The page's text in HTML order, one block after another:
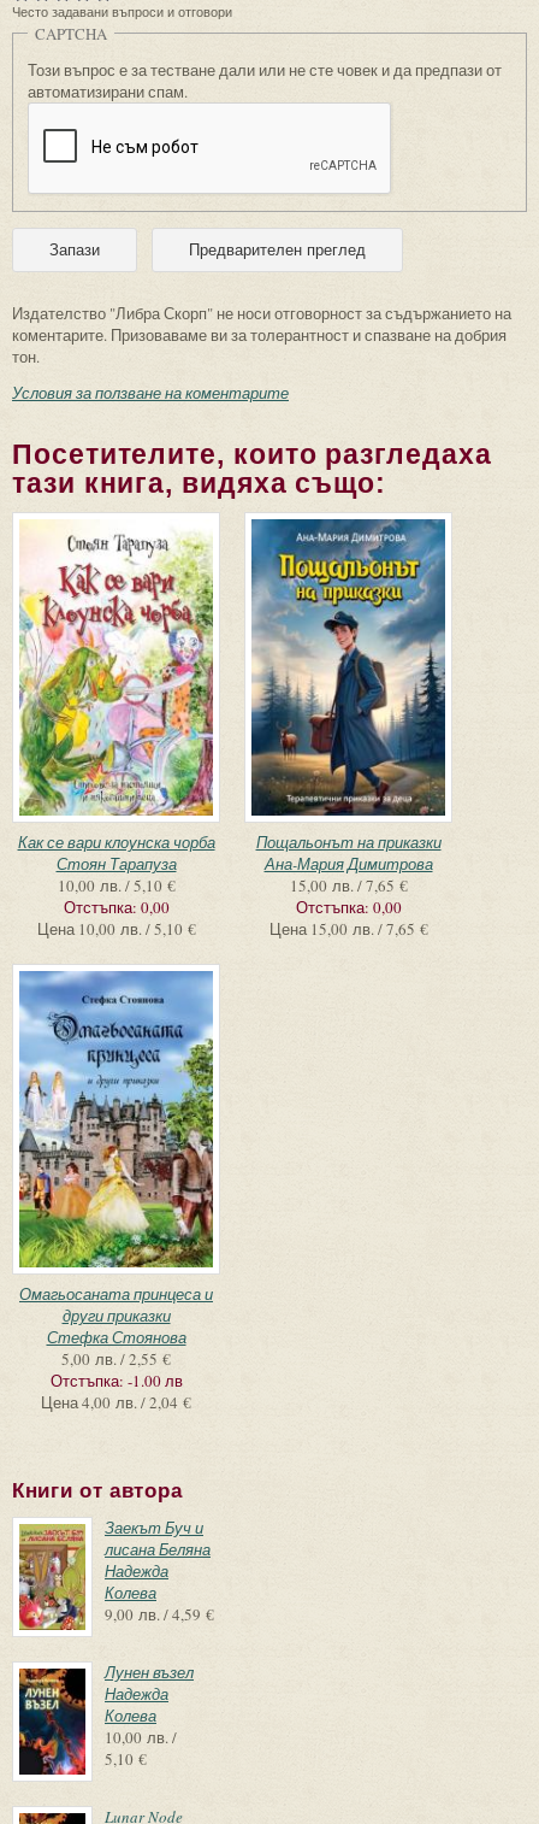
Често задавани въпроси и отговори
CAPTCHA
Този въпрос е за тестване дали или не сте човек и да предпази от
автоматизирани спам.
Издателство "Либра Скорп" не носи отговорност за съдържанието на
коментарите. Призоваваме ви за толерантност и спазване на добрия
тон.
Условия за ползване на коментарите
Посетителите, които разгледаха
тази книга, видяха също:
Как се вари клоунска чорба
Стоян Тарапуза
10,00 лв. / 5,10 €
Отстъпка: 0,00
Цена 10,00 лв. / 5,10 €
Пощальонът на приказки
Ана-Мария Димитрова
15,00 лв. / 7,65 €
Отстъпка: 0,00
Цена 15,00 лв. / 7,65 €
Омагьосаната принцеса и
други приказки
Стефка Стоянова
5,00 лв. / 2,55 €
Отстъпка: -1.00 лв
Цена4,00 лв. / 2,04 €
Книги от автора
Заекът Буч и
лисана Беляна
Надежда
Колева
9,00 лв. / 4,59 €
Лунен възел
Надежда
Колева
10,00 лв. /
5,10 €
Lunar Node